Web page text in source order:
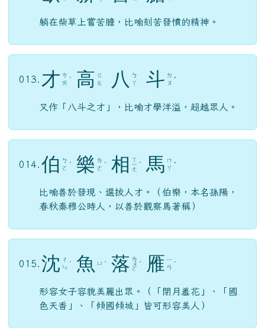
012.臥ㄨ
ㄛ ˋ 薪ㄒ
ㄧ
ㄣ 嘗 ㄔ
ㄤˊ 膽ㄉ
ㄢ ˇ
才
ㄘ
ㄞˊ 高 ㄍ
ㄠ
八 ㄅ
ㄚ
斗ㄉ
ㄡˇ
伯ㄅ
ㄛˊ 樂 ˋ 相ㄧ
ㄤ
ˋ 馬ㄇ
ㄚ ˇ
015.沈ㄔ
ㄣ ˊ 魚ㄩˊ 落ㄌ
ㄨ
ㄛ
ˋ 雁 ㄧ
ㄢˋ